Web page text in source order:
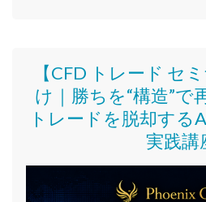
【CFD トレード セミ
け｜ 勝ちを“構造”
トレードを脱却する
実践講